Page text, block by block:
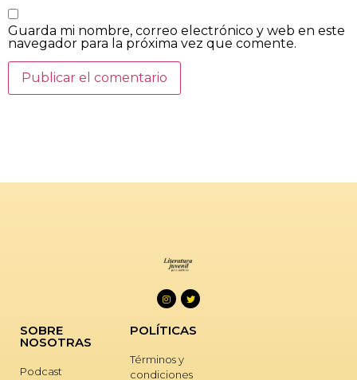
Guarda mi nombre, correo electrónico y web en este
navegador para la próxima vez que comente.
SOBRE
NOSOTRAS
Podcast
POLÍTICAS
Términos y
condiciones